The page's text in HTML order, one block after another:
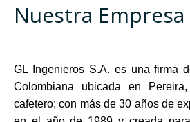
Nuestra Empresa
GL Ingenieros S.A. es una firma
Colombiana ubicada en
cafetero; con más de 30 años de